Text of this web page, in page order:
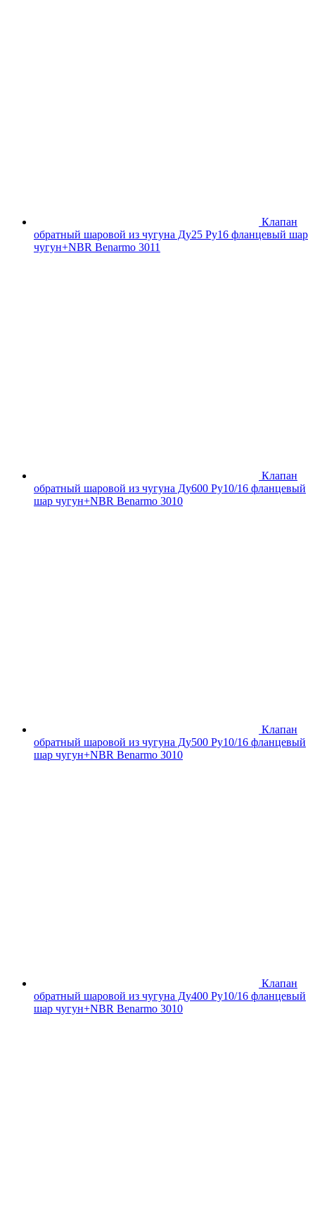
Клапан
обратный шаровой из чугуна Ду25 Ру16 фланцевый шар
чугун+NBR Benarmo 3011
Клапан
обратный шаровой из чугуна Ду600 Ру10/16 фланцевый
шар чугун+NBR Benarmo 3010
Клапан
обратный шаровой из чугуна Ду500 Ру10/16 фланцевый
шар чугун+NBR Benarmo 3010
Клапан
обратный шаровой из чугуна Ду400 Ру10/16 фланцевый
шар чугун+NBR Benarmo 3010